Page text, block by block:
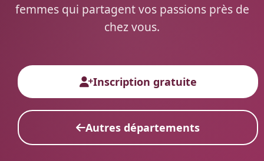
femmes qui partagent vos passions près de
chez vous.
Inscription gratuite
Autres départements